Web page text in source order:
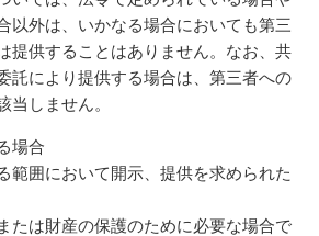
以外は、いかなる場合においても第三
提供することはありません。なお、共
託により提供する場合は、第三者への
当しません。
場合
範囲において開示、提供を求められた
たは財産の保護のために必要な場合で